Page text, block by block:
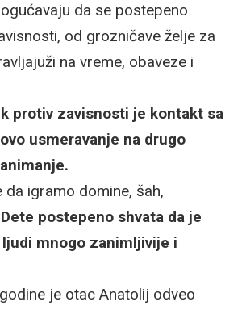
da se postepeno
od grozničave želje za
na vreme, obaveze i
protiv zavisnosti je kontakt sa
usmeravanje na drugo
da igramo domine, šah,
Dete postepeno shvata da je
mnogo zanimljivije i
je otac Anatolij odveo